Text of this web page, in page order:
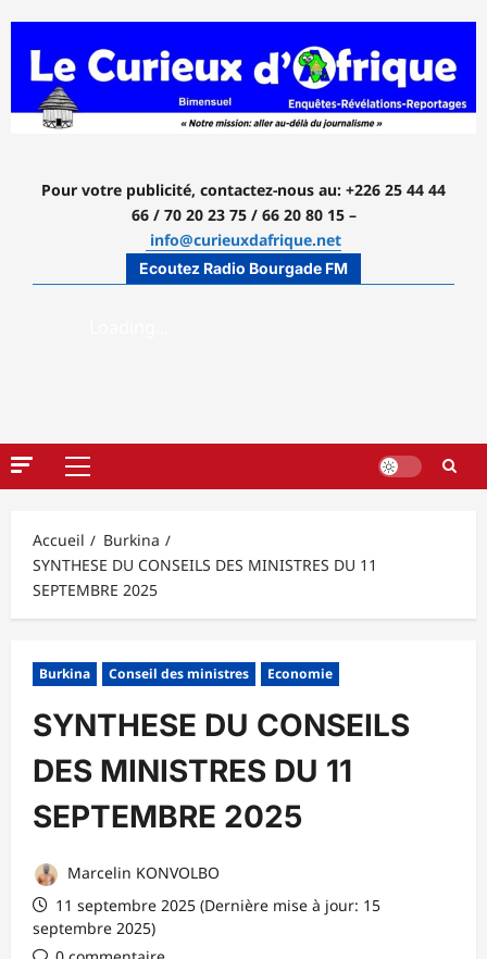
contenu
Pour votre publicité, contactez-nous au: +226 25 44 44
66 / 70 20 23 75 / 66 20 80 15 –
info@curieuxdafrique.net
Ecoutez Radio Bourgade FM
Menu
Accueil
Burkina
SYNTHESE DU CONSEILS DES MINISTRES DU 11
SEPTEMBRE 2025
Burkina Conseil des ministres Economie
SYNTHESE DU CONSEILS
DES MINISTRES DU 11
SEPTEMBRE 2025
Marcelin KONVOLBO
11 septembre 2025 (Dernière mise à jour: 15
septembre 2025)